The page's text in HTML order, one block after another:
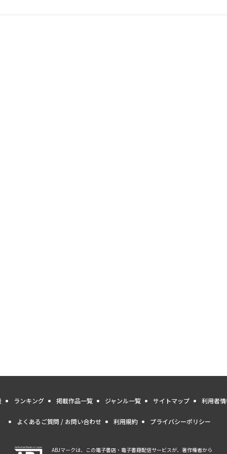
ランキング 掲載作品一覧 ジャンル一覧 サイトマップ 利用者
よくあるご質問 / お問い合わせ 利用規約 プライバシーポリシー
ABJマークは、この電子書店・電子書籍配信サービスが、著作権者から